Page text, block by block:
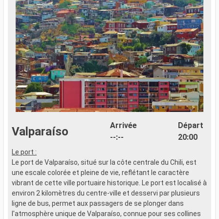
Valparaíso
Arrivée
--:--
Départ
20:00
Le port :
Le port de Valparaíso, situé sur la côte centrale du Chili, est
une escale colorée et pleine de vie, reflétant le caractère
vibrant de cette ville portuaire historique. Le port est localisé à
environ 2 kilomètres du centre-ville et desservi par plusieurs
ligne de bus, permet aux passagers de se plonger dans
l'atmosphère unique de Valparaíso, connue pour ses collines